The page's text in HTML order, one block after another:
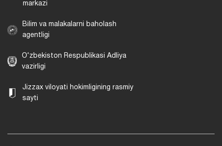
markazi
Bilim va malakalarni baholash
agentligi
O‘zbekiston Respublikasi Adliya
vazirligi
Jizzax viloyati hokimligining rasmiy
sayti